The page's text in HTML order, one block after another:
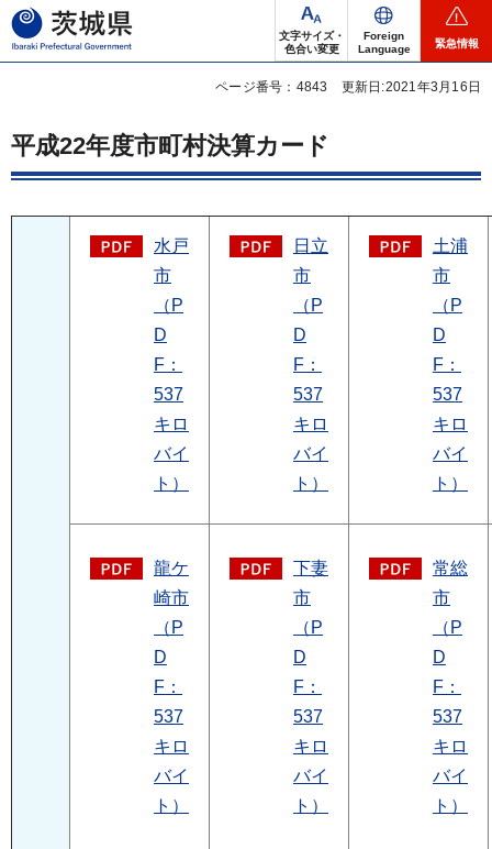
茨城県
文字サイズ・
色合い変更
Foreign
Language
緊急情報
ページ番号：4843 更新日:2021年3月16日
平成22年度市町村決算カード
水戸
市
（P
D
F：
537
キロ
バイ
ト）
日立
市
（P
D
F：
537
キロ
バイ
ト）
土浦
市
（P
D
F：
537
キロ
バイ
ト）
龍ケ
崎市
（P
D
F：
537
キロ
バイ
ト）
下妻
市
（P
D
F：
537
キロ
バイ
ト）
常総
市
（P
D
F：
537
キロ
バイ
ト）